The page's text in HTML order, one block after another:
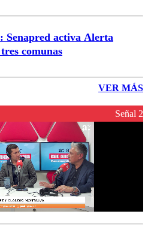
Senapred activa Alerta
comunas
VER MÁS
Señal 2